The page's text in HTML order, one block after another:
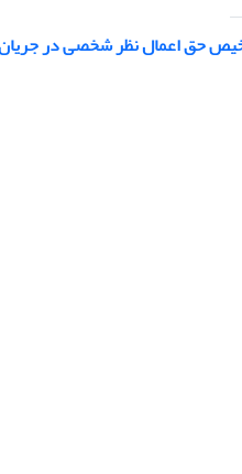
حق اعمال نظر شخصی در